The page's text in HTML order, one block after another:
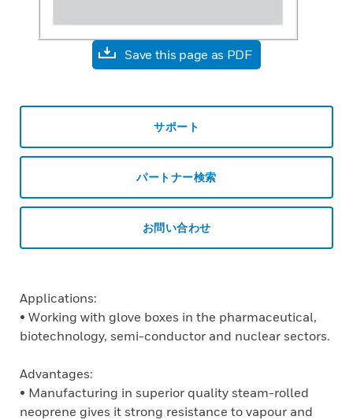
Save this page as PDF
サポート
パートナー検索
お問い合わせ
Applications:
• Working with glove boxes in the pharmaceutical,
biotechnology, semi-conductor and nuclear sectors.
Advantages:
• Manufacturing in superior quality steam-rolled
neoprene gives it strong resistance to vapour and